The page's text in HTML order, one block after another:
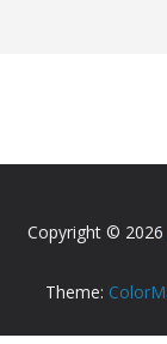
Copyright © 2026
Theme: